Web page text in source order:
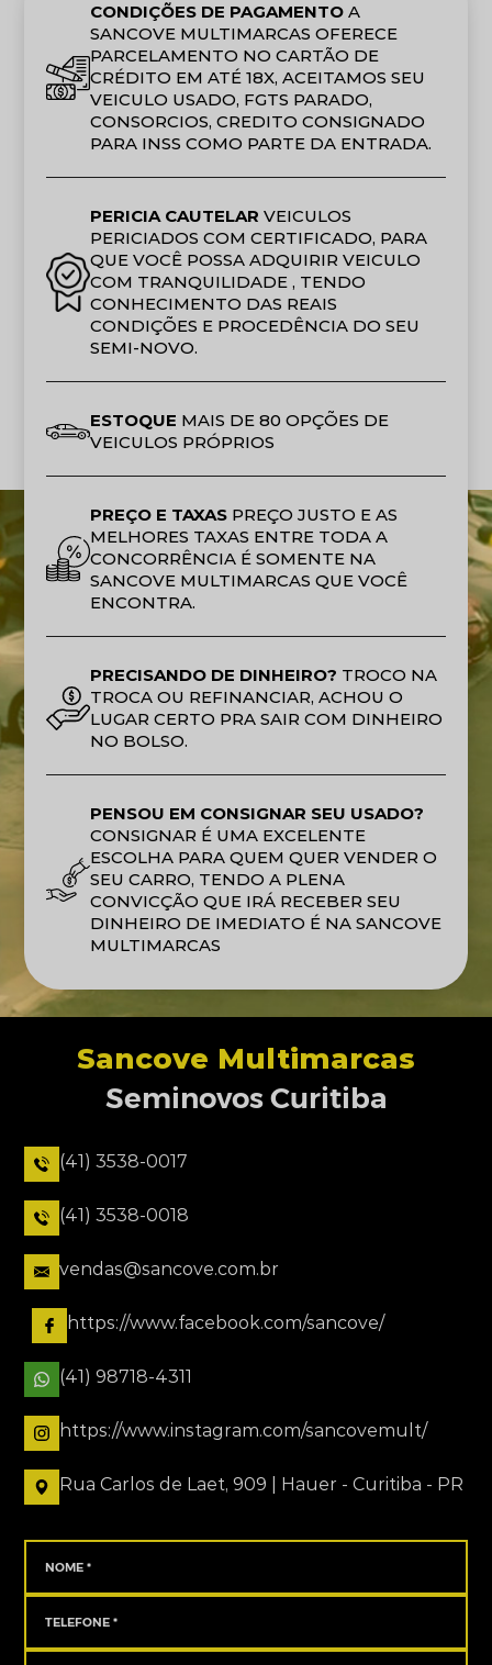
CONDIÇÕES DE PAGAMENTO A
SANCOVE MULTIMARCAS OFERECE
PARCELAMENTO NO CARTÃO DE
CRÉDITO EM ATÉ 18X, ACEITAMOS SEU
VEICULO USADO, FGTS PARADO,
CONSORCIOS, CREDITO CONSIGNADO
PARA INSS COMO PARTE DA ENTRADA.
PERICIA CAUTELAR VEICULOS
PERICIADOS COM CERTIFICADO, PARA
QUE VOCÊ POSSA ADQUIRIR VEICULO
COM TRANQUILIDADE , TENDO
CONHECIMENTO DAS REAIS
CONDIÇÕES E PROCEDÊNCIA DO SEU
SEMI-NOVO.
ESTOQUE MAIS DE 80 OPÇÕES DE
VEICULOS PRÓPRIOS
PREÇO E TAXAS PREÇO JUSTO E AS
MELHORES TAXAS ENTRE TODA A
CONCORRÊNCIA É SOMENTE NA
SANCOVE MULTIMARCAS QUE VOCÊ
ENCONTRA.
PRECISANDO DE DINHEIRO? TROCO NA
TROCA OU REFINANCIAR, ACHOU O
LUGAR CERTO PRA SAIR COM DINHEIRO
NO BOLSO.
PENSOU EM CONSIGNAR SEU USADO?
CONSIGNAR É UMA EXCELENTE
ESCOLHA PARA QUEM QUER VENDER O
SEU CARRO, TENDO A PLENA
CONVICÇÃO QUE IRÁ RECEBER SEU
DINHEIRO DE IMEDIATO É NA SANCOVE
MULTIMARCAS
Sancove Multimarcas
Seminovos Curitiba
(41) 3538-0017
(41) 3538-0018
vendas@sancove.com.br
https://www.facebook.com/sancove/
(41) 98718-4311
https://www.instagram.com/sancovemult/
Rua Carlos de Laet, 909 | Hauer - Curitiba - PR